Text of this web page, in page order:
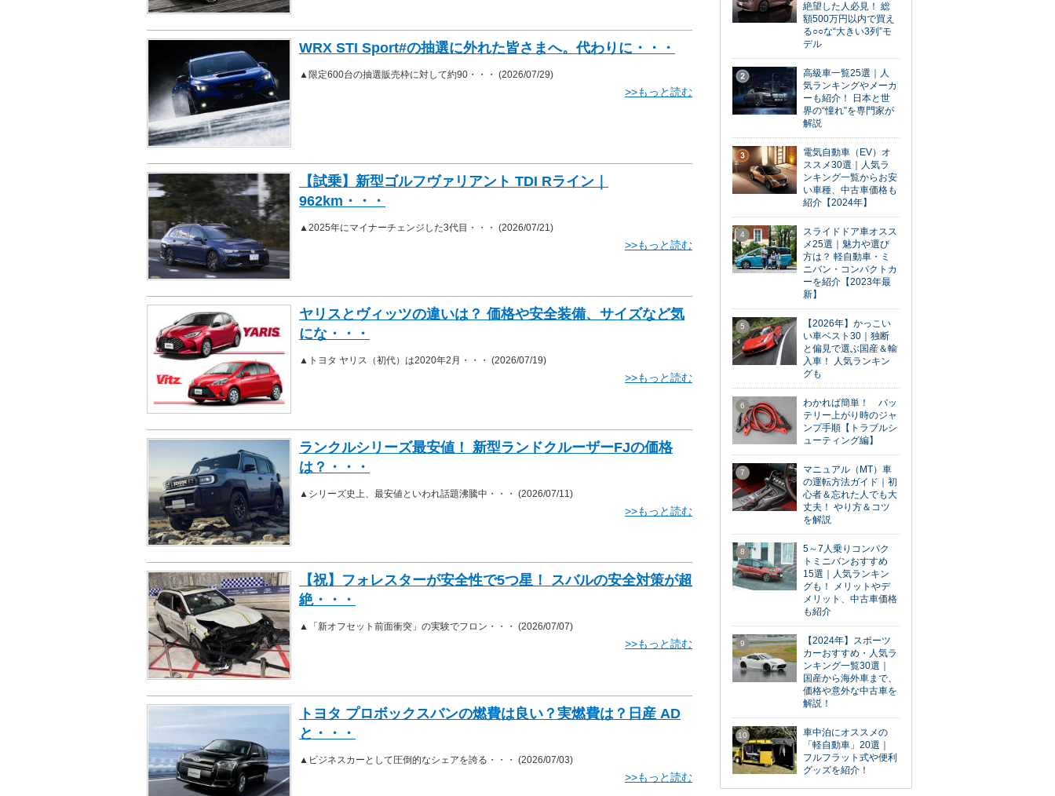
WRX STI Sport#の抽選に外れた皆さまへ。代わりに・・・
▲限定600台の抽選販売枠に対して約90・・・ (2026/07/29)
>>もっと読む
【試乗】新型ゴルフヴァリアント TDI Rライン｜
962km・・・
▲2025年にマイナーチェンジした3代目・・・ (2026/07/21)
>>もっと読む
ヤリスとヴィッツの違いは？ 価格や安全装備、サイズなど気
にな・・・
▲トヨタ ヤリス（初代）は2020年2月・・・ (2026/07/19)
>>もっと読む
ランクルシリーズ最安値！ 新型ランドクルーザーFJの価格
は？・・・
▲シリーズ史上、最安値といわれ話題沸騰中・・・ (2026/07/11)
>>もっと読む
【祝】フォレスターが安全性で5つ星！ スバルの安全対策が超
絶・・・
▲「新オフセット前面衝突」の実験でフロン・・・ (2026/07/07)
>>もっと読む
トヨタ プロボックスバンの燃費は良い？実燃費は？日産 AD
と・・・
▲ビジネスカーとして圧倒的なシェアを誇る・・・ (2026/07/03)
>>もっと読む
絶望した人必見！ 総
額500万円以内で買え
る○○な“大きい3列”モ
デル
2
高級車一覧25選｜人
気ランキングやメーカ
ーも紹介！ 日本と世
界の“憧れ”を専門家が
解説
3
電気自動車（EV）オ
ススメ30選｜人気ラ
ンキング一覧からお安
い車種、中古車価格も
紹介【2024年】
4
スライドドア車オスス
メ25選｜魅力や選び
方は？ 軽自動車・ミ
ニバン・コンパクトカ
ーを紹介【2023年最
新】
5
【2026年】かっこい
い車ベスト30｜独断
と偏見で選ぶ国産＆輸
入車！ 人気ランキン
グも
6
わかれば簡単！ バッ
テリー上がり時のジャ
ンプ手順【トラブルシ
ューティング編】
7
マニュアル（MT）車
の運転方法ガイド｜初
心者＆忘れた人でも大
丈夫！ やり方＆コツ
を解説
8
5～7人乗りコンパク
トミニバンおすすめ
15選｜人気ランキン
グも！ メリットやデ
メリット、中古車価格
も紹介
9
【2024年】スポーツ
カーおすすめ・人気ラ
ンキング一覧30選｜
国産から海外車まで、
価格や意外な中古車を
解説！
10
車中泊にオススメの
「軽自動車」20選｜
フルフラット式や便利
グッズを紹介！